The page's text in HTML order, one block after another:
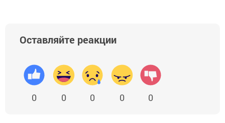
Оставляйте реакции
0 0 0 0 0